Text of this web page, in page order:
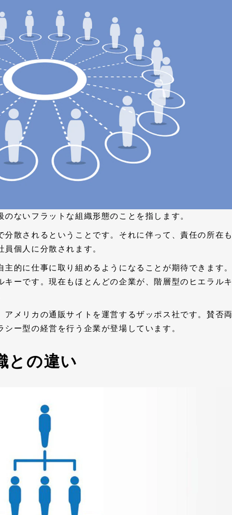
ないフラットな組織形態のことを指します。
散されるということです。それに伴って、責任の所在も
個人に分散されます。
的に仕事に取り組めるようになることが期待できます。
ーです。現在もほとんどの企業が、階層型のヒエラルキ
メリカの通販サイトを運営するザッポス社です。賛否両
ー型の経営を行う企業が登場しています。
との違い